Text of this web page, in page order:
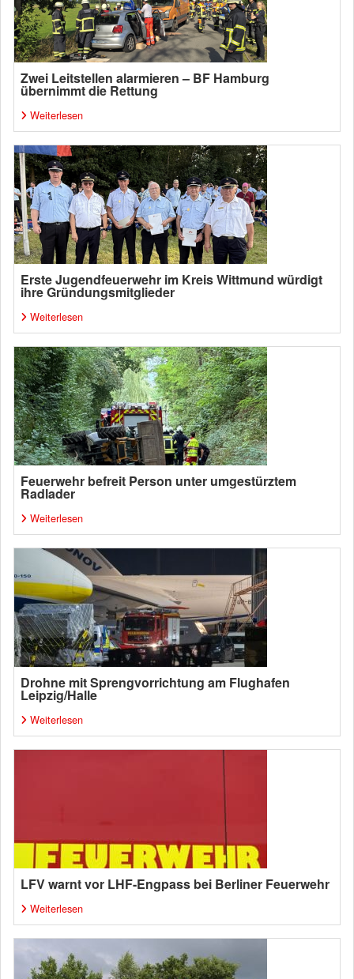
Zwei Leitstellen alarmieren – BF Hamburg
übernimmt die Rettung
Weiterlesen
Erste Jugendfeuerwehr im Kreis Wittmund würdigt
ihre Gründungsmitglieder
Weiterlesen
Feuerwehr befreit Person unter umgestürztem
Radlader
Weiterlesen
Drohne mit Sprengvorrichtung am Flughafen
Leipzig/Halle
Weiterlesen
LFV warnt vor LHF-Engpass bei Berliner Feuerwehr
Weiterlesen